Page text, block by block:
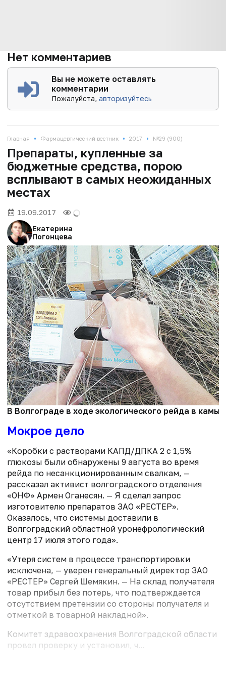
Нет комментариев
Вы не можете оставлять
комментарии
Пожалуйста,авторизуйтесь
Главная • Фармацевтический вестник • 2017 • №29 (900)
Препараты, купленные за
бюджетные средства, порою
всплывают в самых неожиданных
местах
19.09.2017
Екатерина
Погонцева
В Волгограде в ходе экологического рейда в
Мокрое дело
«Коробки с растворами КАПД/ДПКА 2 с 1,5%
глюкозы были обнаружены 9 августа во время
рейда по несанкционированным свалкам, —
рассказал активист волгоградского отделения
«ОНФ» Армен Оганесян. — Я сделал запрос
изготовителю препаратов ЗАО «РЕСТЕР».
Оказалось, что системы доставили в
Волгоградский областной уронефрологический
центр 17 июля этого года».
«Утеря систем в процессе транспортировки
исключена, — уверен генеральный директор ЗАО
«РЕСТЕР» Сергей Шемякин. — На склад получателя
товар прибыл без потерь, что подтверждается
отсутствием претензии со стороны получателя и
отметкой в товарной накладной».
Комитет здравоохранения Волгоградской области
провел проверку и установил, ч...